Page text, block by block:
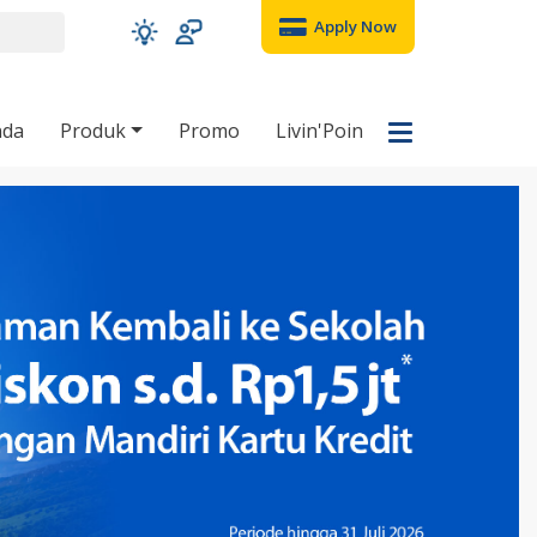
Apply Now
Produk Promo Livin'Poin